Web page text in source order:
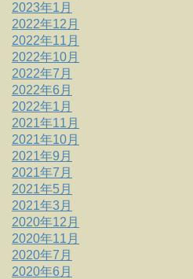
2023年1月
2022年12月
2022年11月
2022年10月
2022年7月
2022年6月
2022年1月
2021年11月
2021年10月
2021年9月
2021年7月
2021年5月
2021年3月
2020年12月
2020年11月
2020年7月
2020年6月